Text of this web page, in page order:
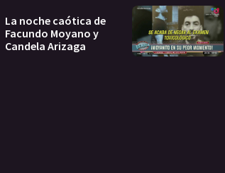
La noche caótica de
Facundo Moyano y
Candela Arizaga